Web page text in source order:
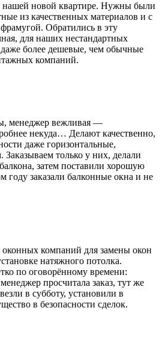
нашей новой квартире. Нужны были
из качественных материалов и с
Обратились в эту
для наших нестандартных
более дешевые, чем обычные
компаний.
менеджер вежливая —
некуда… Делают качественно,
даже горизонтальные,
Заказываем только у них, делали
затем поставили хорошую
году заказали балконные окна и не
компаний для замены окон
натяжного потолка.
по оговорённому времени:
просчитала заказ, тут же
в субботу, установили в
в безопасности сделок.